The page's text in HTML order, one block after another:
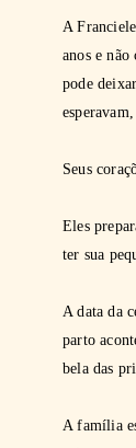
A
anos e
pode
Seus
Eles
ter sua
A data da
parto
bela das
A família